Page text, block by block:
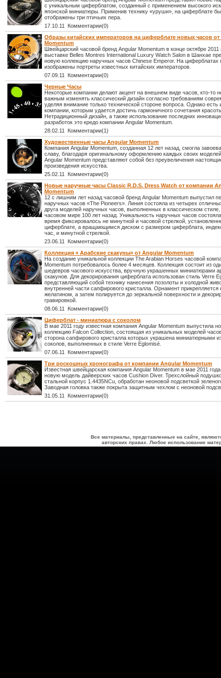
с уникальным циферблатом, созданный с применением высокого
японской миниатюры. Применив технику «уруши», на циферблате
отображены три птичьих пера.
17.10.11 Комментарии(0)
Образы китайских императоров на циферблате новых часов
Momentum
Швейцарский часовой бренд Angular Momentum в конце октябре 2011
выставке Belles Montres International Luxury Watch Salon в Шанхае
новую коллекцию наручных часов Chinese Emperor. На циферблатах
изображены портреты известных китайских императоров.
07.09.11 Комментарии(0)
Черные Часы
Некоторые компании делают акцент на внешнем виде часов, кто-то
важным изменять классический дизайн согласно требованиям
уделяя внимание только технической стороне вопроса. Однако есть
компании, которым удается достичь гармоничного сочетания
Нетрадиционный дизайн, а также использование последних
разработок это кредо компании Angular Momentum.
28.02.11 Комментарии(1)
Художественные часы Angular Momentum
Компания Angular Momentum, созданная 12 лет назад, смогла
славу, благодаря оригинальному оформлению каждых своих
Angular Momentum представляют собой без преувеличения
произведения искусства.
25.02.11 Комментарии(0)
Новые наручные часы Classic R.D.S. Dress Watch от компании
Momentum
12 с лишним лет назад часовой бренд Angular Momentum выпустил
наручных часов «The Pioneers». Линия состояла из четырех
друга моделей наручных часов, выполненных в классическом
часовом мире 100 лет назад. Уникальность наручных часов
время фиксировалось не минутной и часовой стрелкой,
циферблате, а вращающимся диском с размером циферблата,
час, и минутной стрелкой.
23.06.11 Комментарии(0)
Коллекция « Арабские скакуны» от Angular Momentum
На создание уникальной коллекции The Arabian Horses часовой
Momentum потребовалось более 4 месяцев. Коллекция состоит из
шедевров часового искусства, вручную украшенных миниатюрами
скакунов. Для декорирования циферблата использован стиль Verre
представляющий собой технику нанесения позолоты и холодной
внутренней части сапфирового кристалла. Орнамент прикрепляется
желатином, а затем полируется до зеркальной поверхности и
гравировкой.
08.06.11 Комментарии(0)
Циферблат - миниатюра с соколом
В мае 2011 году известная компания Angular Momentum выпустила
коллекцию Falcon Collection, состоящая из уникальных моделей
сторона сапфирового кристалла которых украшена миниатюрными
соколов, выполненных в стиле Verre Eglomisé.
07.06.11 Комментарии(0)
Три роскошных хронографа от компании Angular Momentum
Известная швейцарская компания Angular Momentum в мае 2011
новую модель дайверских часов Cushion Diver. Трехслойный
стальной корпус 1.4435NCu, обработан неоновой подсветкой
Заводная головка также покрыта защитным чехлом с неоновой
31.05.11 Комментарии(0)
Все материалы, представленные на сайте,
авторских правах. Любое использование